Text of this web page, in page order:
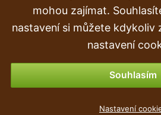
Objednávka
mohou zajímat.
nastavení si můžete kdykoliv
nastavení
Souhlasím
Nastavení